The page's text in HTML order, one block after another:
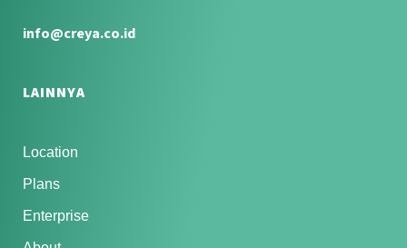
info@creya.co.id
LAINNYA
Location
Plans
Enterprise